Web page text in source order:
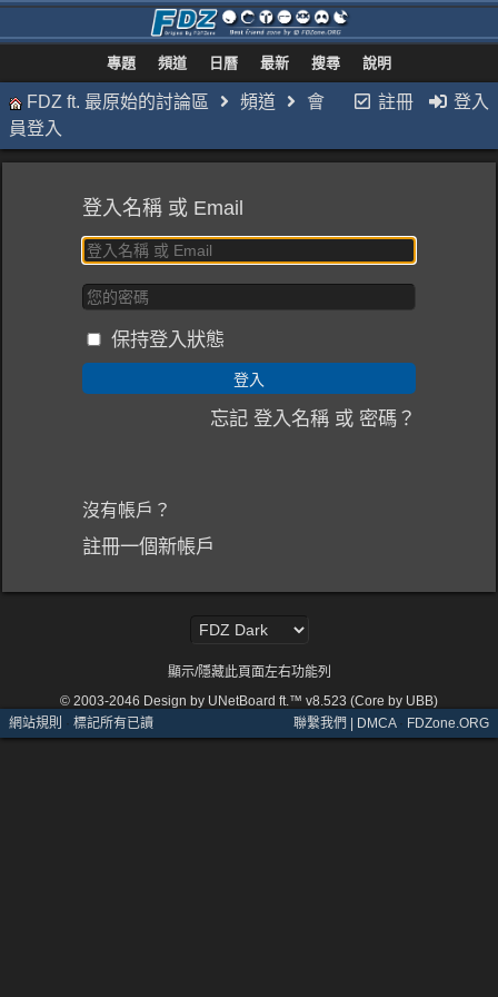
專題 頻道 日曆 最新 搜尋 說明
註冊 登入
FDZ ft. 最原始的討論區 頻道
會
員登入
登入名稱 或 Email
保持登入狀態
忘記 登入名稱 或 密碼？
沒有帳戶？
註冊一個新帳戶
顯示/隱藏此頁面左右功能列
© 2003-2046 Design by UNetBoard ft.™ v8.523 (Core by UBB)
網站規則 · 標記所有已讀 聯繫我們 | DMCA· FDZone.ORG